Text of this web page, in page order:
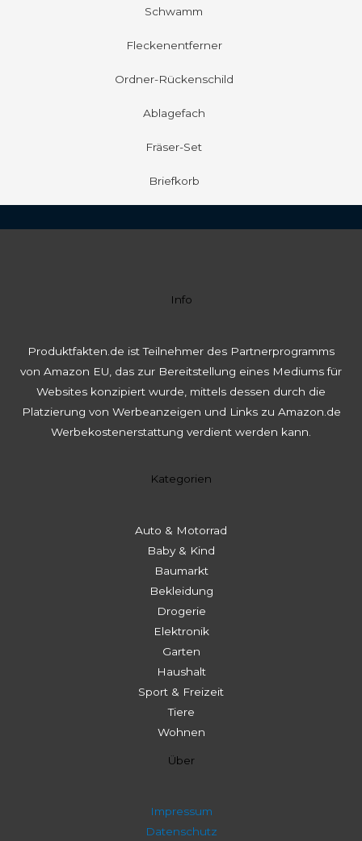
Schwamm
Fleckenentferner
Ordner-Rückenschild
Ablagefach
Fräser-Set
Briefkorb
Info
Produktfakten.de ist Teilnehmer des Partnerprogramms
von Amazon EU, das zur Bereitstellung eines Mediums für
Websites konzipiert wurde, mittels dessen durch die
Platzierung von Werbeanzeigen und Links zu Amazon.de
Werbekostenerstattung verdient werden kann.
Kategorien
Auto & Motorrad
Baby & Kind
Baumarkt
Bekleidung
Drogerie
Elektronik
Garten
Haushalt
Sport & Freizeit
Tiere
Wohnen
Über
Impressum
Datenschutz